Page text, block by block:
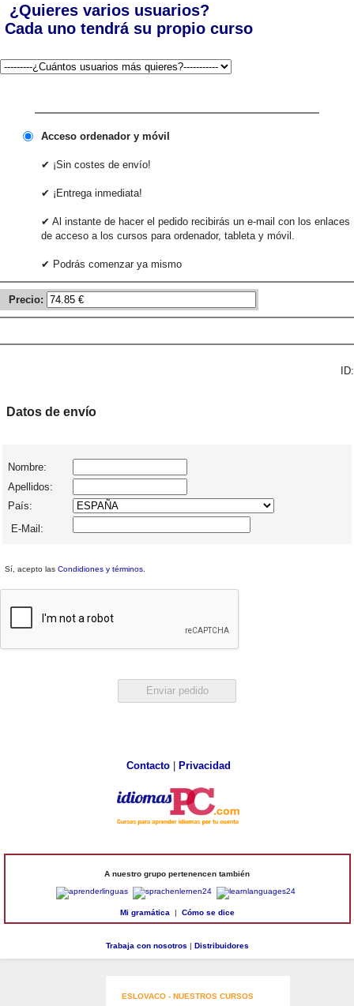
¿Quieres varios usuarios?
Cada uno tendrá su propio curso
Acceso ordenador y móvil
✔ ¡Sin costes de envío!
✔ ¡Entrega inmediata!
✔ Al instante de hacer el pedido recibirás un e-mail con los enlaces
de acceso a los cursos para ordenador, tableta y móvil.
✔ Podrás comenzar ya mismo
Precio:
ID:
Datos de envío
Nombre:
Apellidos:
País:
E-Mail:
Sí, acepto las Condidiones y términos
Contacto| Privacidad
A nuestro grupo pertenencen también
Mi gramática | Cómo se dice
Trabaja con nosotros | Distribuidores
ESLOVACO - NUESTROS CURSOS